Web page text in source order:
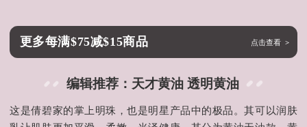
更多每满$75减$15商品 点击查看 >
编辑推荐：天才黄油 透明黄油
这是倩碧家的掌上明珠，也是明星产品中的极品。其可以润肤